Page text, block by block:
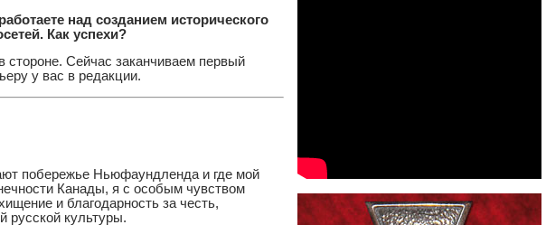
над созданием исторического
Как успехи?
Сейчас заканчиваем первый
у вас в редакции.
побережье Ньюфаундленда и где мой
Канады, я с особым чувством
и благодарность за честь,
русской культуры.